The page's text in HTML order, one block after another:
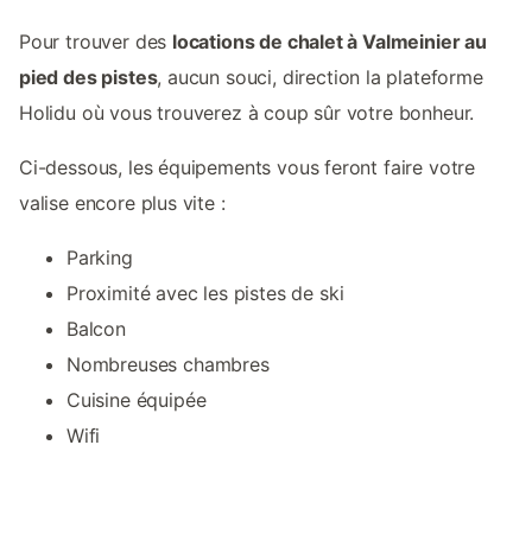
Pour trouver des locations de chalet à Valmeinier au
pied des pistes, aucun souci, direction la plateforme
Holidu où vous trouverez à coup sûr votre bonheur.
Ci-dessous, les équipements vous feront faire votre
valise encore plus vite :
Parking
Proximité avec les pistes de ski
Balcon
Nombreuses chambres
Cuisine équipée
Wifi